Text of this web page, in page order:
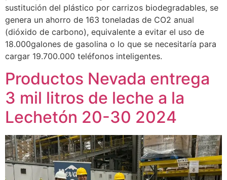
sustitución del plástico por carrizos biodegradables, se
genera un ahorro de 163 toneladas de CO2 anual
(dióxido de carbono), equivalente a evitar el uso de
18.000galones de gasolina o lo que se necesitaría para
cargar 19.700.000 teléfonos inteligentes.
Productos Nevada entrega
3 mil litros de leche a la
Lechetón 20-30 2024